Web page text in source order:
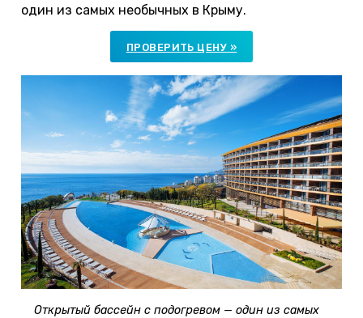
один из самых необычных в Крыму.
ПРОВЕРИТЬ ЦЕНУ »
Открытый бассейн с подогревом — один из самых